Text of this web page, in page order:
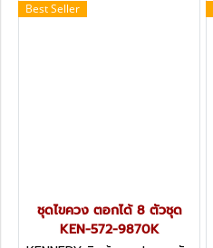
Best Seller
ชุดไขควง ตอกได้ 8 ตัวชุด
KEN-572-9870K